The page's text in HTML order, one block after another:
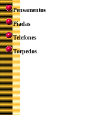
Pensamentos
Piadas
Telefones
Torpedos